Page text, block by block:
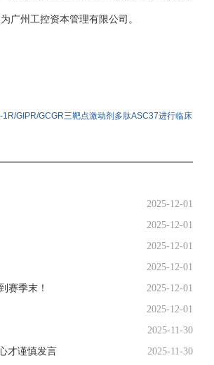
广州工控资本管理有限公司。
GIPR/GCGR三靶点激动剂多肽ASC37进行临床
2025-12-01
2025-12-01
2025-12-01
2025-12-01
赛季末！
2025-12-01
2025-12-01
2025-11-30
才谨慎发言
2025-11-30